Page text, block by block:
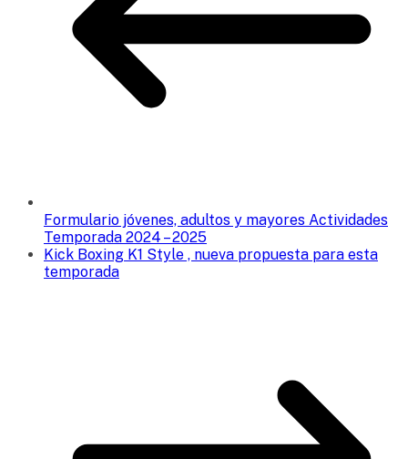
Formulario jóvenes, adultos y mayores Actividades
Temporada 2024 – 2025
Kick Boxing K1 Style , nueva propuesta para esta
temporada